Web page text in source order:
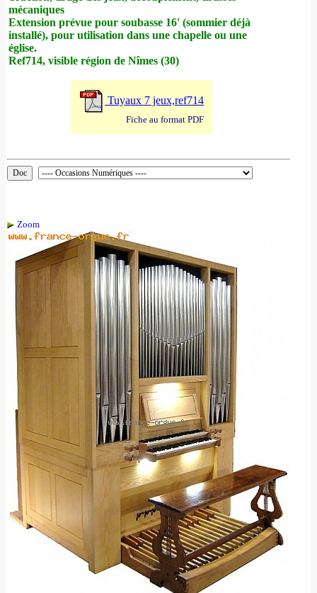
mécaniques
Extension prévue pour soubasse 16' (sommier déjà
installé), pour utilisation dans une chapelle ou une
église.
Ref714, visible région de Nîmes (30)
Tuyaux 7 jeux,ref714
Fiche au format PDF
Zoom